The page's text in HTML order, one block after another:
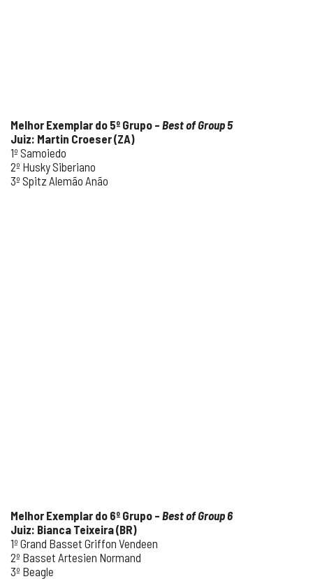
Melhor Exemplar do 5º Grupo – Best of Group 5
Juiz: Martin Croeser (ZA)
1º Samoiedo
2º Husky Siberiano
3º Spitz Alemão Anão
Melhor Exemplar do 6º Grupo – Best of Group 6
Juiz: Bianca Teixeira (BR)
1º Grand Basset Griffon Vendeen
2º Basset Artesien Normand
3º Beagle